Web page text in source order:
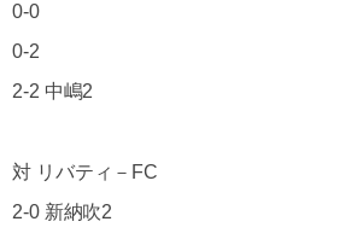
0-0
0-2
2-2 中嶋2
対 リバティ－FC
2-0 新納吹2